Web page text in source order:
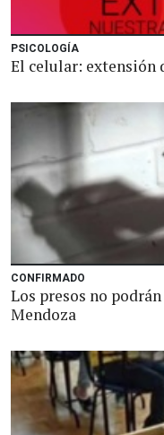
PSICOLOGÍA
El celular: extensión
CONFIRMADO
Los presos no
Mendoza